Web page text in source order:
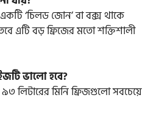
‘চিলড জোন’ বা বক্স থাকে
এটি বড় ফ্রিজের মতো শক্তিশালী
ভালো হবে?
লিটারের মিনি ফ্রিজগুলো সবচেয়ে